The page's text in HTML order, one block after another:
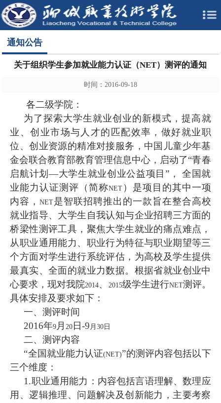
通知公告
关于组织学生参加就业能力认证（NET）测评的通知
时间：2016-09-18
各二级学院：
为了探索大学生就业创业的新模式，提高就
业、创业市场与人才的匹配效率，做好就业职
位、创业资源的精准对接服务，中国儿童少年基
金会联合教育部教育管理信息中心，启动了“青春
启航计划—大学生就业创业公益项目”， 全国就
业能力认证测评（简称NET）是项目的其中一项
内容，NET是智联招聘推出的一款旨在整合高校
就业指导、大学生自我认知与企业招聘三方面的
桥梁性测评工具，聚焦大学生就业的痛点难点，
从职业通用能力、职业行为特征与职业期望等三
个方面对学生进行系统评估，为高校及学生提供
最真实、全面的就业力数据。根据省就业创业中
心要求，现对我院2014、 2015级学生进行NET测评。
具体安排及要求如下：
一、测评时间
2016年9 月 20 日-9 月30 日
二、测评内容
“全国就业能力认证(NET)”的测评内容包括以下
三个维度：
1.职业通用能力： 内容包括言语理解、数理应
用、逻辑推理、问题解决及创新能力，主要考察